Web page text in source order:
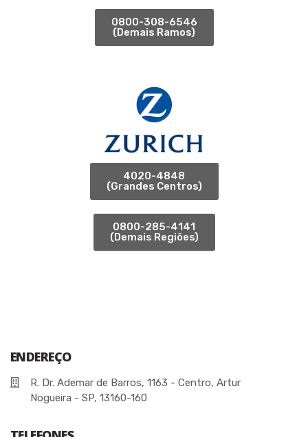
0800-308-6546
(Demais Ramos)
4020-4848
(Grandes Centros)
0800-285-4141
(Demais Regiões)
ENDEREÇO
R. Dr. Ademar de Barros, 1163 - Centro, Artur
Nogueira - SP, 13160-160